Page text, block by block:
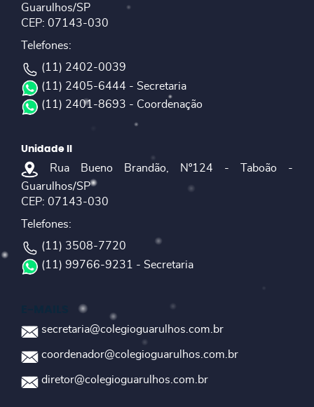
Guarulhos/SP
CEP: 07143-030
Telefones:
(11) 2402-0039
(11) 2405-6444 - Secretaria
(11) 2401-8693 - Coordenação
Unidade II
Rua Bueno Brandão, Nº124 - Taboão -
Guarulhos/SP
CEP: 07143-030
Telefones:
(11) 3508-7720
(11) 99766-9231 - Secretaria
secretaria@colegioguarulhos.com.br
coordenador@colegioguarulhos.com.br
diretor@colegioguarulhos.com.br